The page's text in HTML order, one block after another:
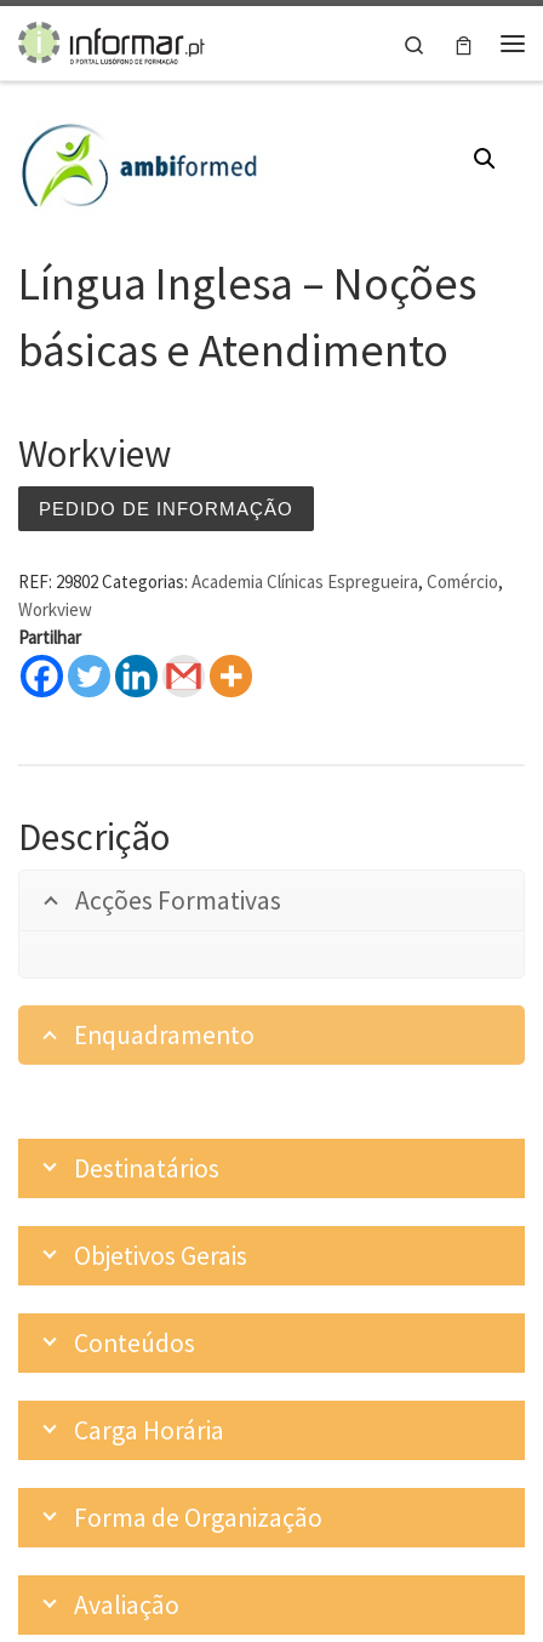
Skip to content
Search
Língua Inglesa – Noções
básicas e Atendimento
Workview
PEDIDO DE INFORMAÇÃO
REF: 29802Categorias: Academia Clínicas Espregueira, Comércio,
Workview
Partilhar
Descrição
Acções Formativas
Enquadramento
Destinatários
Objetivos Gerais
Conteúdos
Carga Horária
Forma de Organização
Avaliação